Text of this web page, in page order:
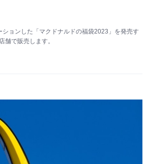
ョンした「マクドナルドの福袋2023」を発売す
で販売します。